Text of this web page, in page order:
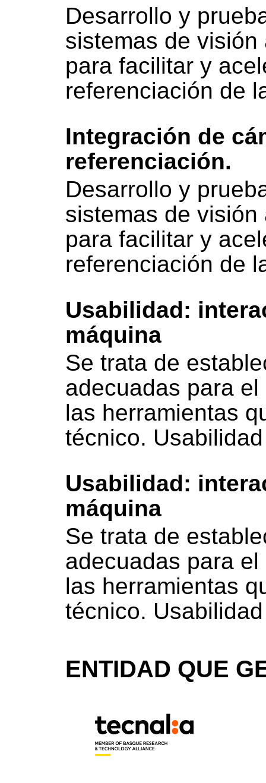
Desarrollo y
sistemas de
para facilitar y
referenciación de
Integración de
referenciación.
Desarrollo y
sistemas de
para facilitar y
referenciación de
Usabilidad:
máquina
Se trata de
adecuadas para
las herramientas
técnico.
Usabilidad:
máquina
Se trata de
adecuadas para
las herramientas
técnico.
ENTIDAD QUE